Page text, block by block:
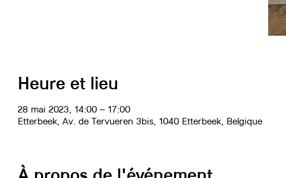
Heure et lieu
28 mai 2023, 14:00 – 17:00
Etterbeek, Av. de Tervueren 3bis, 1040 Etterbeek, Belgique